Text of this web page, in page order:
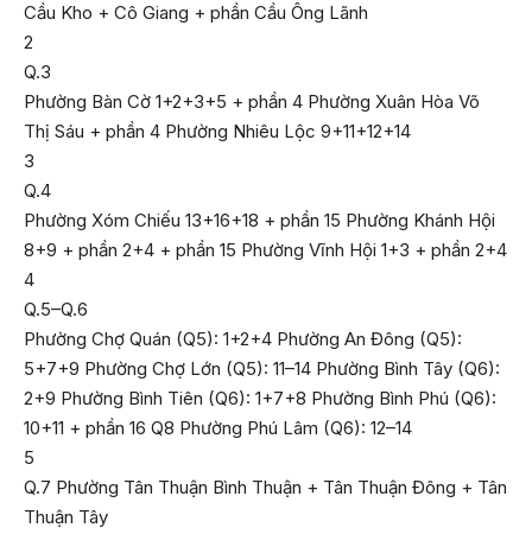
Cầu Kho + Cô Giang + phần Cầu Ông Lãnh
2
Q.3
Phường Bàn Cờ 1+2+3+5 + phần 4 Phường Xuân Hòa Võ
Thị Sáu + phần 4 Phường Nhiêu Lộc 9+11+12+14
3
Q.4
Phường Xóm Chiếu 13+16+18 + phần 15 Phường Khánh Hội
8+9 + phần 2+4 + phần 15 Phường Vĩnh Hội 1+3 + phần 2+4
4
Q.5–Q.6
Phường Chợ Quán (Q5): 1+2+4 Phường An Đông (Q5):
5+7+9 Phường Chợ Lớn (Q5): 11–14 Phường Bình Tây (Q6):
2+9 Phường Bình Tiên (Q6): 1+7+8 Phường Bình Phú (Q6):
10+11 + phần 16 Q8 Phường Phú Lâm (Q6): 12–14
5
Q.7 Phường Tân Thuận Bình Thuận + Tân Thuận Đông + Tân
Thuận Tây